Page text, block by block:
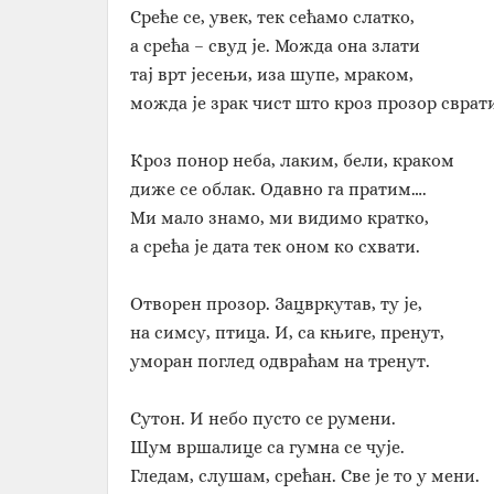
Среће се, увек, тек сећамо слатко,
а срећа – свуд је. Можда она злати
тај врт јесењи, иза шупе, мраком,
можда је зрак чист што кроз прозор
Кроз понор неба, лаким, бели, краком
диже се облак. Одавно га пратим….
Ми мало знамо, ми видимо кратко,
а срећа је дата тек оном ко схвати.
Отворен прозор. Зацвркутав, ту је,
на симсу, птица. И, са књиге, пренут,
уморан поглед одвраћам на тренут.
Сутон. И небо пусто се румени.
Шум вршалице са гумна се чује.
Гледам, слушам, срећан. Све је то у мени.